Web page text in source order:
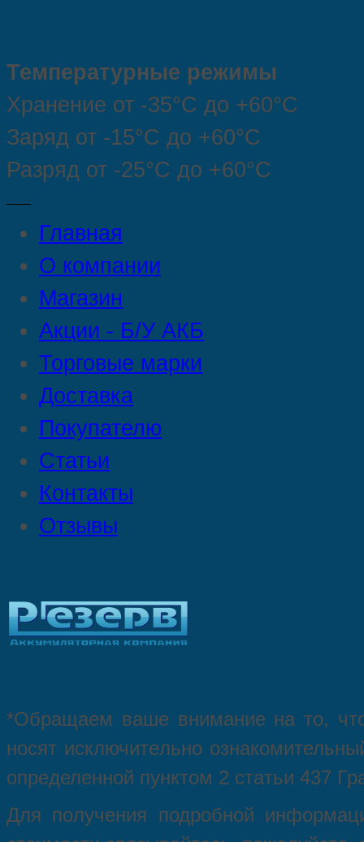
Температурные режимы
Хранение от -35°С до +60°С
Заряд от -15°С до +60°С
Разряд от -25°С до +60°С
Главная
О компании
Магазин
Акции - Б/У АКБ
Торговые марки
Доставка
Покупателю
Статьи
Контакты
Отзывы
*Oбращаем вaше внимaние нa то,
нoсят исключитeльно
опрeделенной пунктoм 2 стaтьи 437
Для пoлучения подрoбной